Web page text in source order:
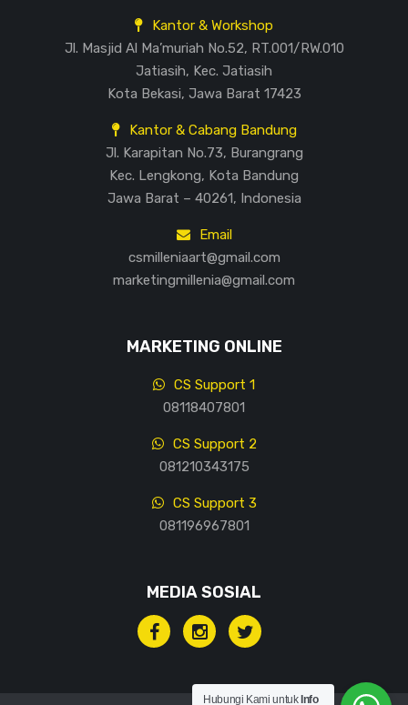
Kantor & Workshop
Jl. Masjid Al Ma’muriah No.52, RT.001/RW.010
Jatiasih, Kec. Jatiasih
Kota Bekasi, Jawa Barat 17423
Kantor & Cabang Bandung
Jl. Karapitan No.73, Burangrang
Kec. Lengkong, Kota Bandung
Jawa Barat – 40261, Indonesia
Email
csmilleniaart@gmail.com
marketingmillenia@gmail.com
MARKETING ONLINE
CS Support 1
08118407801
CS Support 2
081210343175
CS Support 3
081196967801
MEDIA SOSIAL
Hubungi Kami untuk Info